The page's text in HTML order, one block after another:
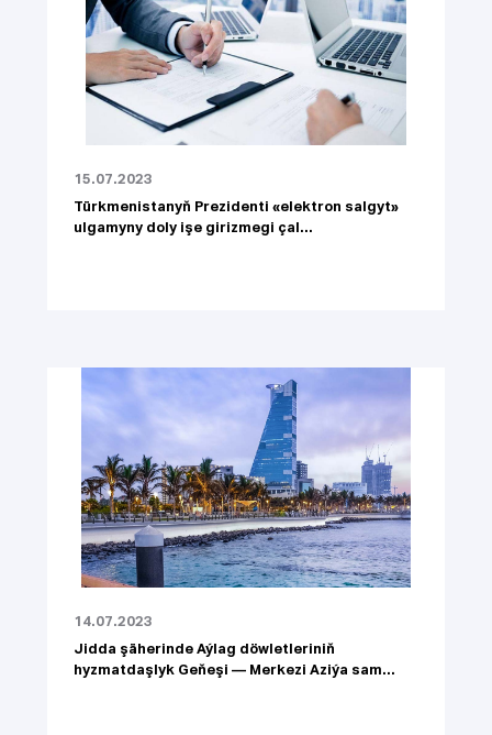
15.07.2023
Türkmenistanyň Prezidenti «elektron salgyt»
ulgamyny doly işe girizmegi çal...
14.07.2023
Jidda şäherinde Aýlag döwletleriniň
hyzmatdaşlyk Geňeşi — Merkezi Aziýa sam...